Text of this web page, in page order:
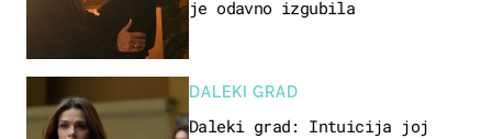
je odavno izgubila
DALEKI GRAD
Daleki grad: Intuicija joj